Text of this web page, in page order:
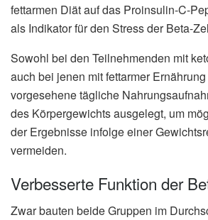
fettarmen Diät auf das Proinsulin-C-
als Indikator für den Stress der Beta-
Sowohl bei den Teilnehmenden mit
auch bei jenen mit fettarmer
vorgesehene tägliche
des Körpergewichts ausgelegt, um
der Ergebnisse infolge einer
vermeiden.
Verbesserte Funktion der
Zwar bauten beide Gruppen im